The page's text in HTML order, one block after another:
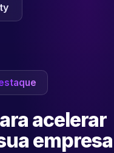
acelerar
empresa